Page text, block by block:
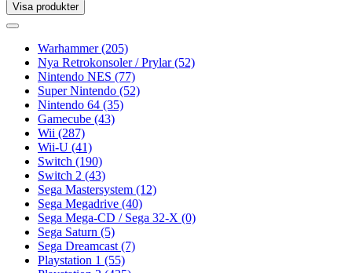
Visa produkter
Toggle
Toggle
navigationWarhammer(205)
Nya Retrokonsoler / Prylar(52)
Nintendo NES (77)
Super Nintendo (52)
Nintendo 64 (35)
Gamecube (43)
Wii (287)
Wii-U (41)
Switch (190)
Switch 2 (43)
Sega Mastersystem (12)
Sega Megadrive (40)
Sega Mega-CD / Sega 32-X (0)
Sega Saturn (5)
Sega Dreamcast (7)
Playstation 1 (55)